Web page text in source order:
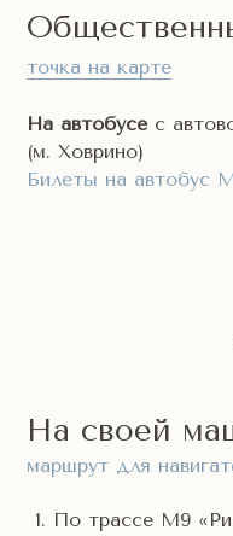
точка на карте
На автобусес
(м. Ховрино)
Билеты на автобус
На своей
маршрут для
По трассе М9